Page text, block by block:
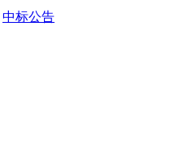
中标公告